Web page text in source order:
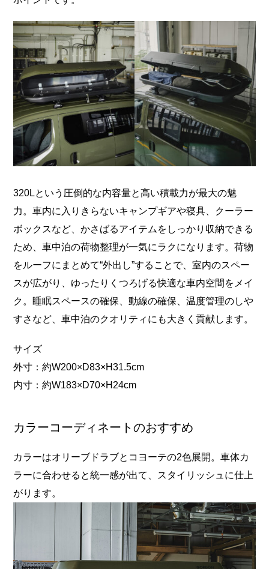
320Lという圧倒的な内容量と高い積載力が最大の魅
力。車内に入りきらないキャンプギアや寝具、クーラー
ボックスなど、かさばるアイテムをしっかり収納できる
ため、車中泊の荷物整理が一気にラクになります。荷物
をルーフにまとめて“外出し”することで、室内のスペー
スが広がり、ゆったりくつろげる快適な車内空間をメイ
ク。睡眠スペースの確保、動線の確保、温度管理のしや
すさなど、車中泊のクオリティにも大きく貢献します。
サイズ
外寸：約W200×D83×H31.5cm
内寸：約W183×D70×H24cm
カラーコーディネートのおすすめ
カラーはオリーブドラブとコヨーテの2色展開。車体カ
ラーに合わせると統一感が出て、スタイリッシュに仕上
がります。